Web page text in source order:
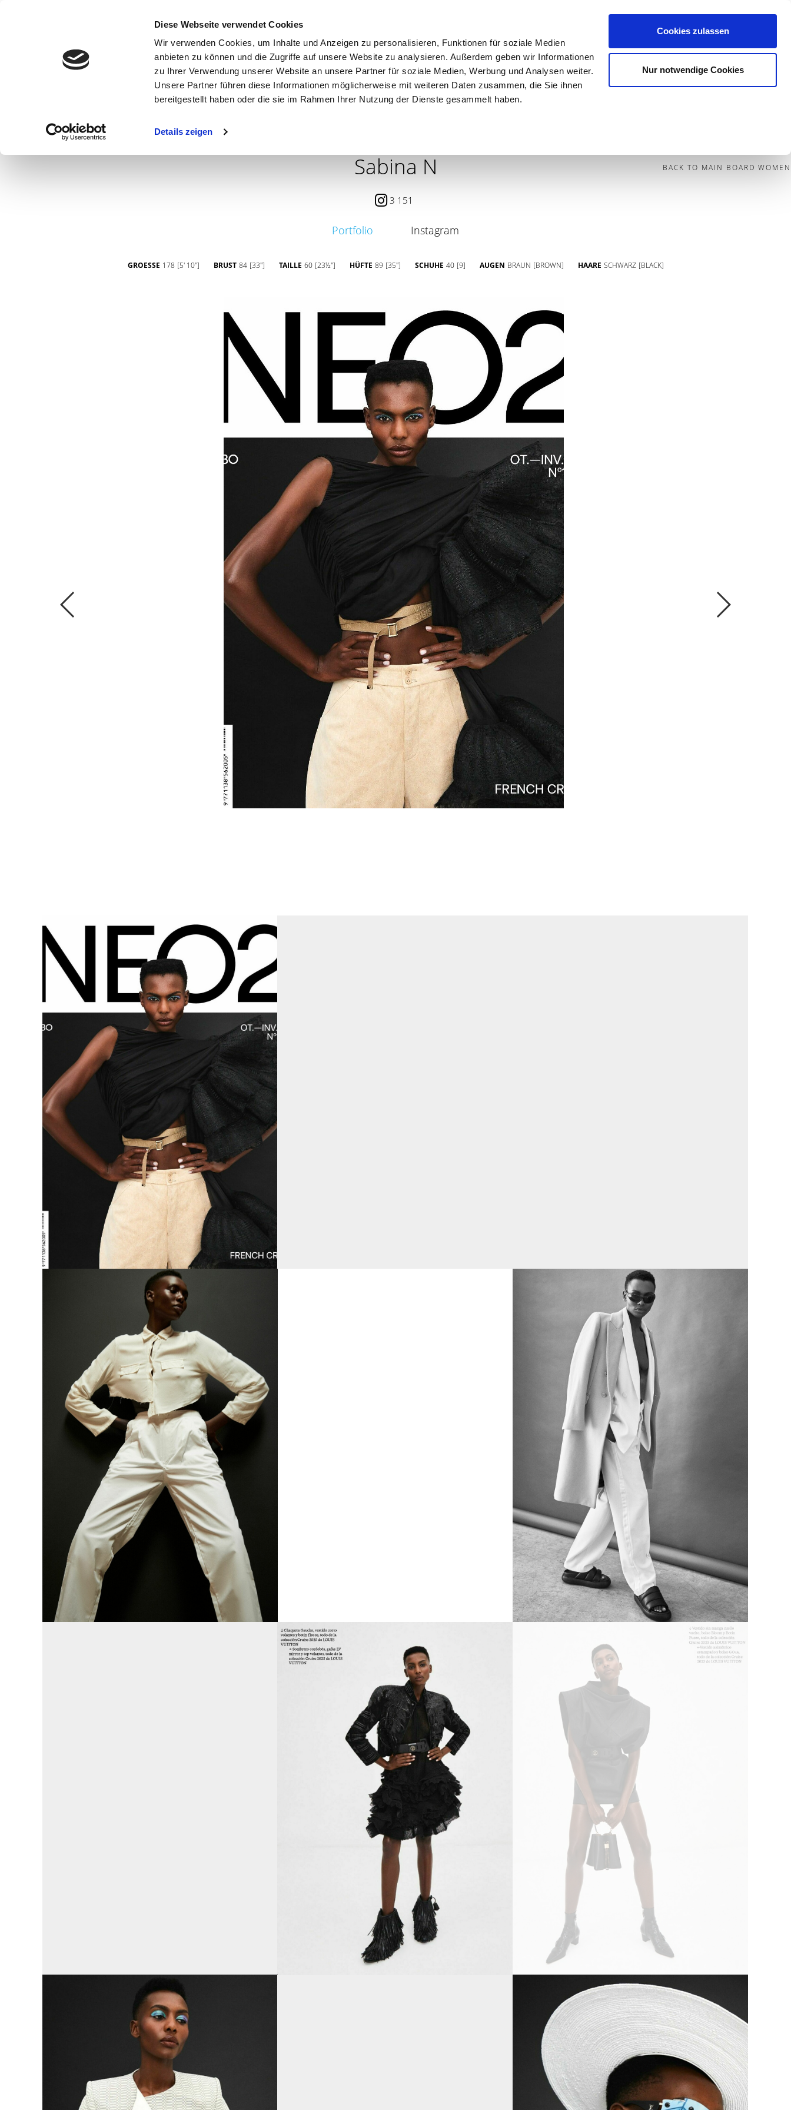
Diese Webseite verwendet Cookies
Wir verwenden Cookies, um Inhalte und Anzeigen zu personalisieren, Funktionen für soziale Medien
anbieten zu können und die Zugriffe auf unsere Website zu analysieren. Außerdem geben wir Informationen
zu Ihrer Verwendung unserer Website an unsere Partner für soziale Medien, Werbung und Analysen weiter.
Unsere Partner führen diese Informationen möglicherweise mit weiteren Daten zusammen, die Sie ihnen
bereitgestellt haben oder die sie im Rahmen Ihrer Nutzung der Dienste gesammelt haben.
Details zeigen
Cookies zulassen
Nur notwendige Cookies
Contact
MAIN BOARD
NEW FACES
Sabina N BACK TO MAIN BOARD WOMEN
3 151
Portfolio Instagram
GROESSE 178 [5' 10''] BRUST 84 [33''] TAILLE 60 [23½''] HÜFTE 89 [35''] SCHUHE 40 [9] AUGEN BRAUN [BROWN] HAARE SCHWARZ [BLACK]